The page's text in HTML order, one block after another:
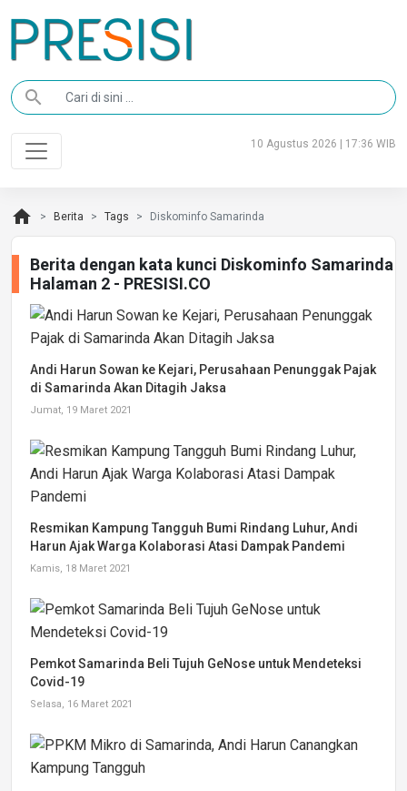
search
10 Agustus 2026 | 17:36 WIB
home Berita Tags Diskominfo Samarinda
Berita dengan kata kunci Diskominfo Samarinda
Halaman 2 - PRESISI.CO
Andi Harun Sowan ke Kejari, Perusahaan Penunggak Pajak
di Samarinda Akan Ditagih Jaksa
Jumat, 19 Maret 2021
Resmikan Kampung Tangguh Bumi Rindang Luhur, Andi
Harun Ajak Warga Kolaborasi Atasi Dampak Pandemi
Kamis, 18 Maret 2021
Pemkot Samarinda Beli Tujuh GeNose untuk Mendeteksi
Covid-19
Selasa, 16 Maret 2021